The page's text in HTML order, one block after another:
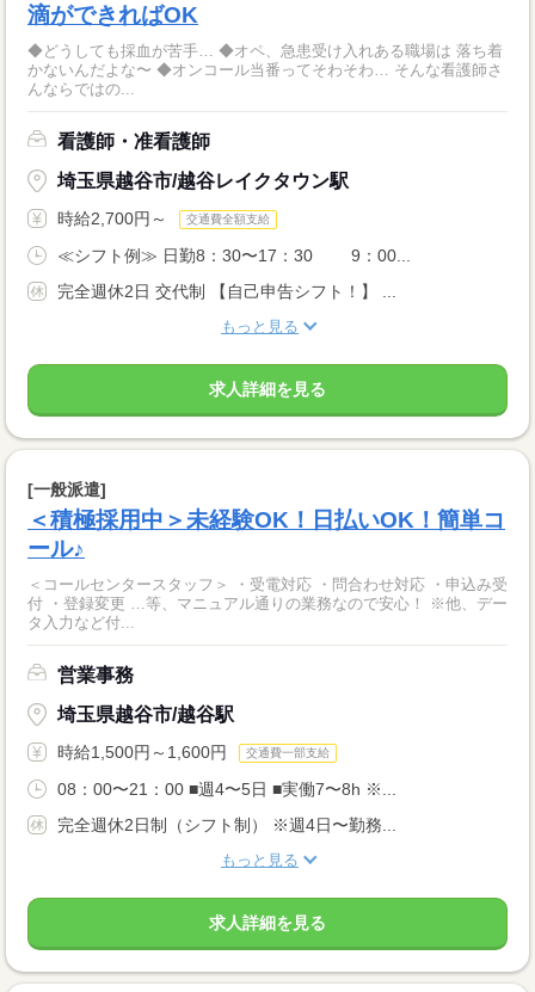
滴ができればOK
◆どうしても採血が苦手… ◆オペ、急患受け入れある職場は 落ち着
かないんだよな〜 ◆オンコール当番ってそわそわ… そんな看護師さ
んならではの...
看護師・准看護師
埼玉県越谷市/越谷レイクタウン駅
時給2,700円～ 交通費全額支給
≪シフト例≫ 日勤8：30〜17：30 9：00...
完全週休2日 交代制 【自己申告シフト！】 ...
もっと見る
求人詳細を見る
[一般派遣]
＜積極採用中＞未経験OK！日払いOK！簡単コ
ール♪
＜コールセンタースタッフ＞ ・受電対応 ・問合わせ対応 ・申込み受
付 ・登録変更 …等、マニュアル通りの業務なので安心！ ※他、デー
タ入力など付...
営業事務
埼玉県越谷市/越谷駅
時給1,500円～1,600円 交通費一部支給
08：00〜21：00 ■週4〜5日 ■実働7〜8h ※...
完全週休2日制（シフト制） ※週4日〜勤務...
もっと見る
求人詳細を見る